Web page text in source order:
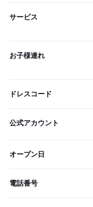
サービス
お子様連れ
ドレスコード
公式アカウント
オープン日
電話番号